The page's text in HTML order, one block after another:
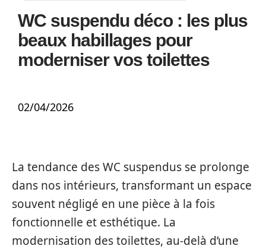
WC suspendu déco : les plus
beaux habillages pour
moderniser vos toilettes
02/04/2026
La tendance des WC suspendus se prolonge
dans nos intérieurs, transformant un espace
souvent négligé en une pièce à la fois
fonctionnelle et esthétique. La
modernisation des toilettes, au-delà d’une